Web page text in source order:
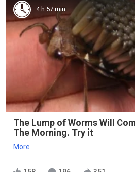
4 h 57 min
The Lump of Worms Will
The Morning. Try it
More